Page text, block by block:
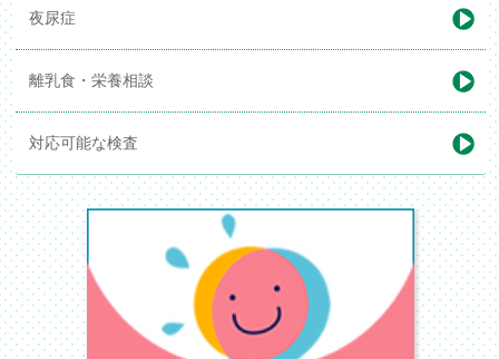
夜尿症
離乳食・栄養相談
対応可能な検査